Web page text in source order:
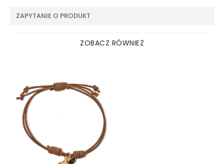
ZAPYTANIE O PRODUKT
ZOBACZ RÓWNIEŻ